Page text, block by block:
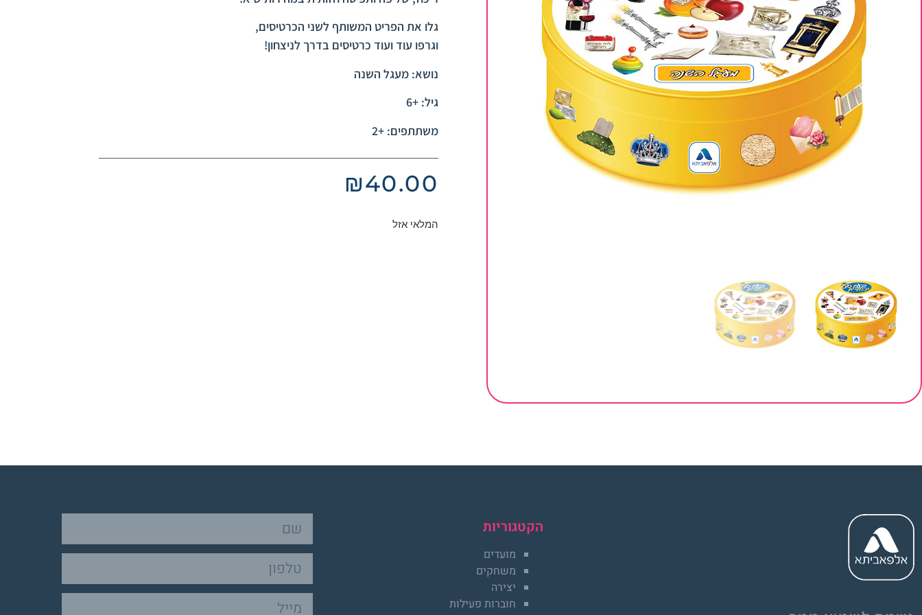
גלו את הפריט המשותף לשני הכרטיסים,
וגרפו עוד ועוד כרטיסים בדרך לניצחון!
נושא: מעגל השנה
גיל: +6
משתתפים: +2
₪40.00
המלאי אזל
הקטגוריות
מועדים
משחקים
יצירה
חוברות פעילות